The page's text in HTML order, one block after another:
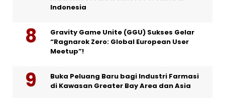
Indonesia
Gravity Game Unite (GGU) Sukses Gelar
“Ragnarok Zero: Global European User
Meetup”!
Buka Peluang Baru bagi Industri Farmasi
di Kawasan Greater Bay Area dan Asia